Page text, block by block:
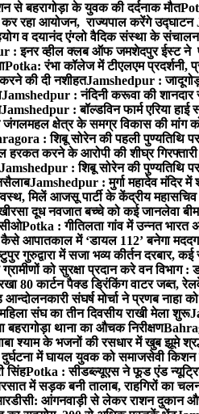
से बहरागोड़ा के युवक की दर्दनाक मौत
कर रहा आयोजन, राज्यपाल करेंगे उद्घाटन
व दयानंद एंग्लो वैदिक संस्था के
: इनर व्हील क्लब ऑफ जमशेदपुर ईस्ट ने
Potka: रंभा कॉलेज में टीएलएम प्रदर्शनी,
की दी नशीहतJamshedpur :
Jamshedpur : नंदिनी करूवा की शानदार
Jamshedpur : बॉल्डविन फार्म एरिया हाई
क्षेत्र के समग्र विकास की मांग
: शिबू सोरेन की पहली पुण्यतिथि पर
करने के आरोपी की शीघ्र गिरफ्तारी
Jamshedpur : शिबू सोरेन की पुण्यतिथि
Jamshedpur : मुर्गा महादेव मंदिर
मिलें आजसू पार्टी के केंद्रीय
दूध नवजात बच्चे को कई जानलेवा
Potka : गीतिलता गांव में उन्नत भारत
आपातकाल में ‘डायल 112’ बनेगा
गुरुद्वारा में सजा भव्य कीर्तन दरबार,
को सुरक्षा प्रदान करे वन विभाग :
कार्टन पैक्ड ड्रिंकिंग वाटर जब्त, रेलवे
संघर्ष मोर्चा ने प्रणब नाहा
संघ का तीन दिवसीय राखी मेला शुरू
थाना का औचक निरीक्षण
श्याम के भजनों की रसधार में खुब झूमे
में घायल युवक को समाजसेवी किशन
सिंहPotka : सीडब्ल्यूएस ने फूड एंड
में सड़क बनी तालाब, राहगिरों का
आंगनवाड़ी से लेकर राशन दुकान